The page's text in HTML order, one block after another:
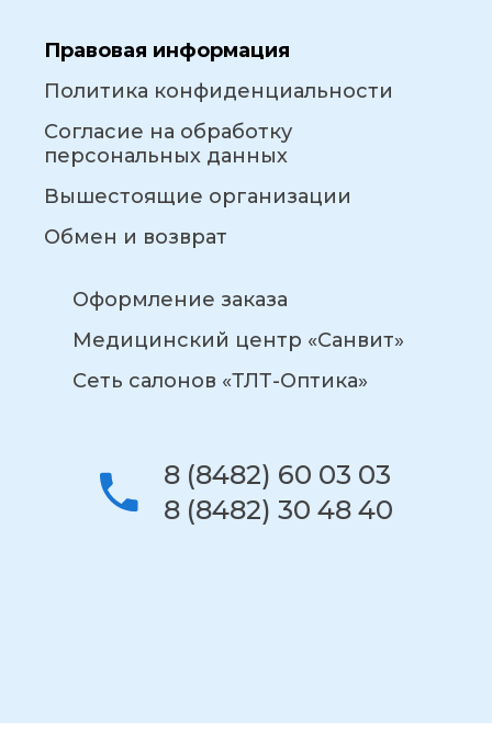
Правовая информация
Политика конфиденциальности
Согласие на обработку
персональных данных
Вышестоящие организации
Обмен и возврат
Оформление заказа
Медицинский центр «Санвит»
Сеть салонов «ТЛТ-Оптика»
8 (8482) 60 03 03
8 (8482) 30 48 40